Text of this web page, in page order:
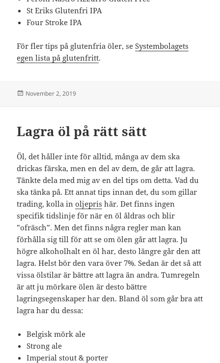
St Eriks Glutenfri IPA
Four Stroke IPA
För fler tips på glutenfria öler, seSystembolagets
egen lista på glutenfritt.
Posted
November 2, 2019
Lagra öl på rätt sätt
Öl, det håller inte för alltid, många av dem ska
drickas färska, men en del av dem, de går att lagra.
Tänkte dela med mig av en del tips om detta. Vad du
ska tänka på. Ett annat tips innan det, du som gillar
trading, kolla inoljepris här. Det finns ingen
specifik tidslinje för när en öl åldras och blir
”ofräsch”. Men det finns några regler man kan
förhålla sig till för att se om ölen går att lagra. Ju
högre alkoholhalt en öl har, desto längre går den att
lagra. Helst bör den vara över 7%. Sedan är det så att
vissa ölstilar är bättre att lagra än andra. Tumregeln
är att ju mörkare ölen är desto bättre
lagringsegenskaper har den. Bland öl som går bra att
lagra har du dessa:
Belgisk mörk ale
Strong ale
Imperial stout & porter